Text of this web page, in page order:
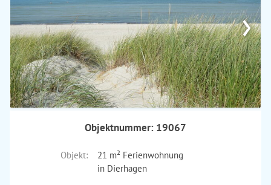
›
Objektnummer: 19067
Objekt:
21 m² Ferienwohnung
in Dierhagen